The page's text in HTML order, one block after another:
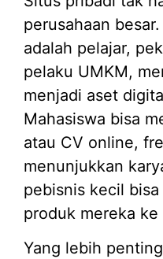
perusahaan
adalah pelajar,
pelaku UMKM,
menjadi aset
Mahasiswa bisa
atau CV online,
menunjukkan
pebisnis kecil
produk mereka
Yang lebih